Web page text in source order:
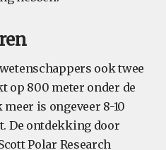
ook twee
op 800 meter onder de
is ongeveer 8-10
De ontdekking door
Polar Research